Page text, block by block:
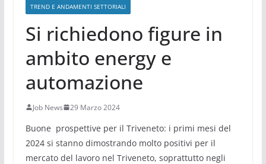
TREND E ANDAMENTI SETTORIALI
Si richiedono figure in
ambito energy e
automazione
Job News 29 Marzo 2024
Buone prospettive per il Triveneto: i primi mesi del
2024 si stanno dimostrando molto positivi per il
mercato del lavoro nel Triveneto, soprattutto negli